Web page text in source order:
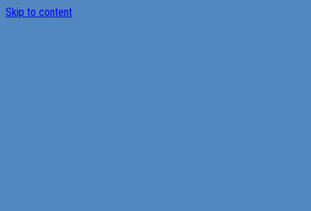
Skip to content